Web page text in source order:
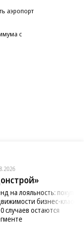
аэропорт
с
на лояльность:
бизнес-класса
случаев остаются